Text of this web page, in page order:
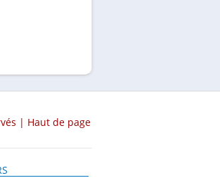
| Haut de page